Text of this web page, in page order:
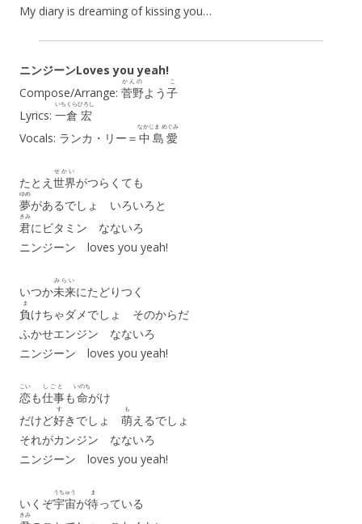
My diary is dreaming of kissing you…
ニンジーンLoves you yeah!
Compose/Arrange: 菅野
かんの
よう子
こ
Lyrics: 一倉
いちくら
宏
ひろし
Vocals: ランカ・リー＝ 中島愛
なかじま めぐみ
たとえ 世界
せかい
がつらくても
夢
ゆめ
があるでしょ いろいろと
君
きみ
にビタミン なないろ
ニンジーン loves you yeah!
いつか未来
みらい
にたどりつく
負
ま
けちゃダメでしょ そのからだ
ふかせエンジン なないろ
ニンジーン loves you yeah!
恋
こい
も仕事
しごと
も命
いのち
がけ
だけど好
す
きでしょ 萌
も
えるでしょ
それがカンジン なないろ
ニンジーン loves you yeah!
いくぞ宇宙
うちゅう
が待
ま
っている
きみ